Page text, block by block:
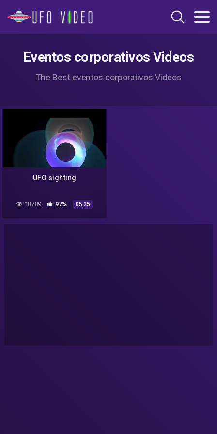
Eventos corporativos Videos
The Best eventos corporativos Videos
UFO sighting
18789 97% 05:25